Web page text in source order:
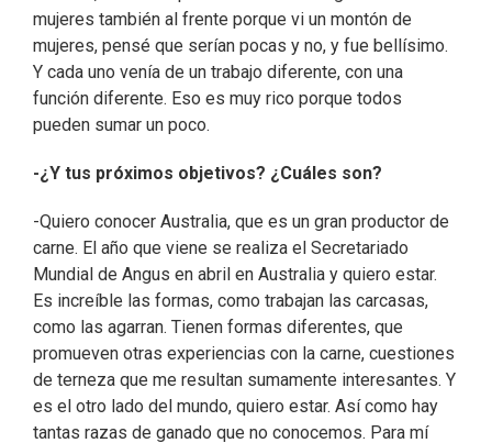
mujeres también al frente porque vi un montón de
mujeres, pensé que serían pocas y no, y fue bellísimo.
Y cada uno venía de un trabajo diferente, con una
función diferente. Eso es muy rico porque todos
pueden sumar un poco.
-¿Y tus próximos objetivos? ¿Cuáles son?
-Quiero conocer Australia, que es un gran productor de
carne. El año que viene se realiza el Secretariado
Mundial de Angus en abril en Australia y quiero estar.
Es increíble las formas, como trabajan las carcasas,
como las agarran. Tienen formas diferentes, que
promueven otras experiencias con la carne, cuestiones
de terneza que me resultan sumamente interesantes. Y
es el otro lado del mundo, quiero estar. Así como hay
tantas razas de ganado que no conocemos. Para mí